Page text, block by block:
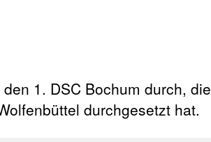
1. DSC Bochum durch, die
durchgesetzt hat.